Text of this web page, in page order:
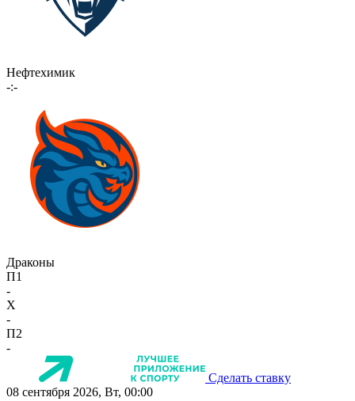
Нефтехимик
-:-
Драконы
П1
-
X
-
П2
-
Сделать ставку
08 сентября 2026, Вт, 00:00